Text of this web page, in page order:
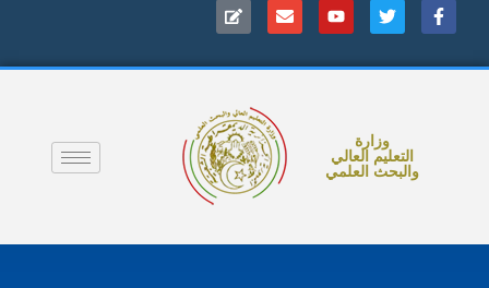
وزارة
التعليم العالي
والبحث العلمي